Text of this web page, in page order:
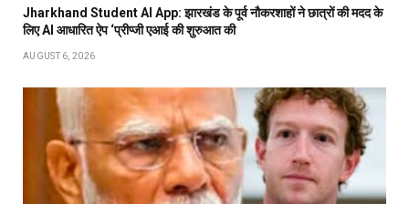
Jharkhand Student AI App: झारखंड के पूर्व नौकरशाहों ने छात्रों की मदद के
लिए AI आधारित ऐप ‘प्रीप्जी एआई की शुरुआत की
AUGUST 6, 2026